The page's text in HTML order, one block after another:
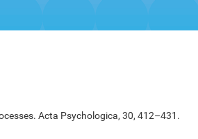
Acta Psychologica, 30, 412–431.